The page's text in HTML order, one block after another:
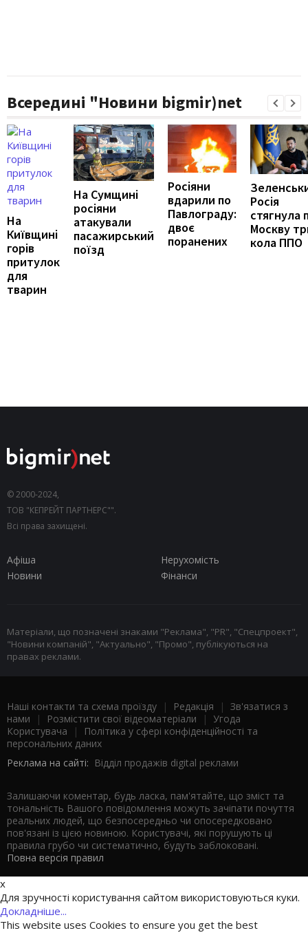
Всередині "Новини bigmir)net
На
Київщині
горів
притулок
для
тварин
На Сумщині
росіяни
атакували
пасажирський
поїзд
Росіяни
вдарили по
Павлограду:
двоє
поранених
Росія
стягнула
Москву
кола ППО
© 2000-2024,
ТОВ "КЕПРЕЙТ ПАРТНЕРС"".
Всі права захищені.
Афіша
Нерухомість
Новини
Фінанси
Матеріали, що позначені знаками "Реклама", "PR", "Спецпроект",
"Новини компаній", "Актуально", "Промо", публікуються на
правах реклами.
Наші контакти та схема проїзду | Редакція | Зв'язатися з
нами | Розмістити свої відеоматеріали | Угода
Користувача |
Політика у сфері конфіденційності та
персональних даних
Реклама на сайті: Відділ продажів digital реклами
Залишаючи коментар, будь ласка, пам'ятайте, що зміст та
тональність Вашого повідомлення можуть зачіпати почуття
реальних людей, що безпосередньо чи опосередковано
пов'язані із цією новиною. Користувачі, які порушують ці
правила грубо чи систематично, будуть заблоковані.
Повна версія правил
x
Для зручності користування сайтом використовуються куки.
Докладніше...
This website uses Cookies to ensure you get the best